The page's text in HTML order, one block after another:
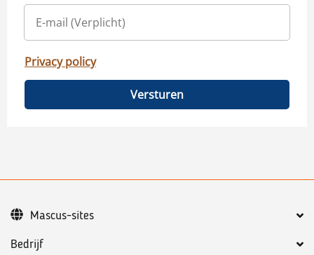
Privacy policy
Versturen
Bedrijf
Mascus-sites